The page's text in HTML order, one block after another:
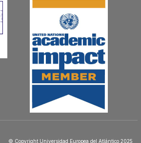
© Copyright Universidad Europea del Atlántico 2025